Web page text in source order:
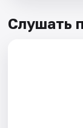
Слушать